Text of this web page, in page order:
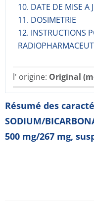
10. DATE DE MISE A
11. DOSIMETRIE
12. INSTRUCTIONS
l' origine: Original
Résumé des
SODIUM/
500 mg/267 mg,